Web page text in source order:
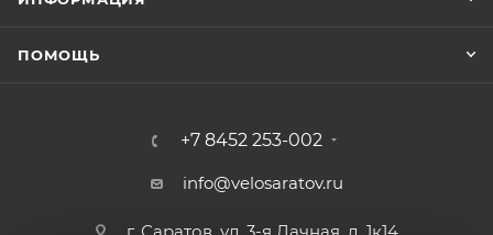
ПОМОЩЬ
+7 8452 253-002
info@velosaratov.ru